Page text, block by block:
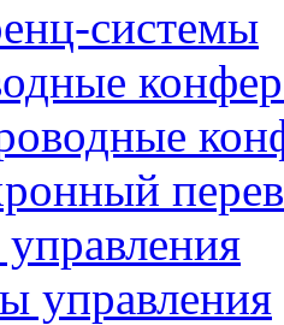
системы
управления